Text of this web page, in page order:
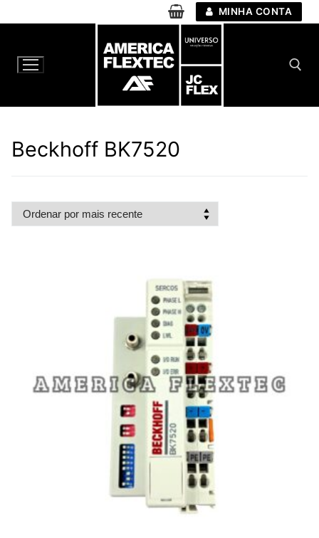
para
conteúdo
MINHA CONTA
Beckhoff BK7520